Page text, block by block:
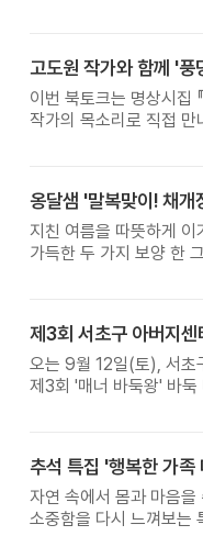
고도원 작가와 함께 '풍
이번 북토크는 명상시집
작가의 목소리로 직접 만
옹달샘 '말복맞이! 채개
지친 여름을 따뜻하게 이
가득한 두 가지 보양 한
오는 9월 12일(토), 서초
제3회 '매너 바둑왕' 바둑
추석 특집 '행복한 가족
자연 속에서 몸과 마음을
소중함을 다시 느껴보는